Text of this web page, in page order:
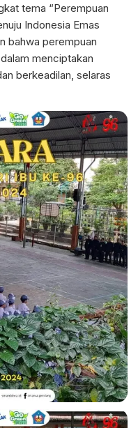
tema “Perempuan
Indonesia Emas
bahwa perempuan
menciptakan
berkeadilan, selaras